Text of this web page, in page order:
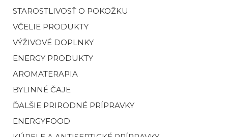
STAROSTLIVOSŤ O POKOŽKU
VČELIE PRODUKTY
VÝŽIVOVÉ DOPLNKY
ENERGY PRODUKTY
AROMATERAPIA
BYLINNÉ ČAJE
ĎALŠIE PRIRODNÉ PRÍPRAVKY
ENERGYFOOD